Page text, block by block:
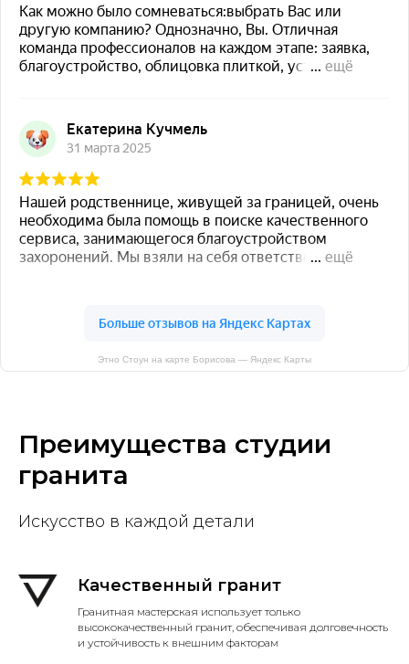
Этно Стоун на карте Борисова — Яндекс Карты
Преимущества студии
гранита
Искусство в каждой детали
Качественный гранит
Гранитная мастерская использует только
высококачественный гранит, обеспечивая долговечность
и устойчивость к внешним факторам